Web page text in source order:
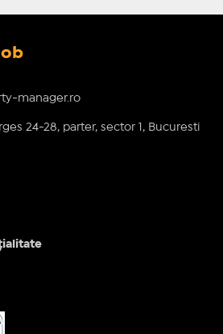
manager.ro
24-28, parter, sector 1, Bucuresti